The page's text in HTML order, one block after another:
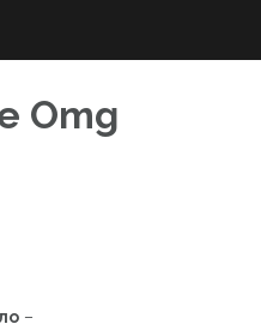
Omg
–